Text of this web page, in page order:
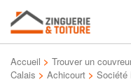
Accueil > Trouver un
Calais > Achicourt > Société